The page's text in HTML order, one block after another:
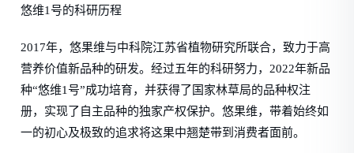
悠维1号的科研历程
2017年，悠果维与中科院江苏省植物研究所联合，致力于高
营养价值新品种的研发。经过五年的科研努力，2022年新品
种“悠维1号”成功培育，并获得了国家林草局的品种权注
册，实现了自主品种的独家产权保护。悠果维，带着始终如
一的初心及极致的追求将这果中翘楚带到消费者面前。